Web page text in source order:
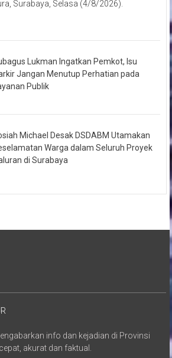
Surabaya, Selasa (4/8/2026).
Lukman Ingatkan Pemkot, Isu
Jangan Menutup Perhatian pada
Publik
Michael Desak DSDABM Utamakan
Warga dalam Seluruh Proyek
di Surabaya
info dan kejadian di Provinsi
akurat dan faktual.